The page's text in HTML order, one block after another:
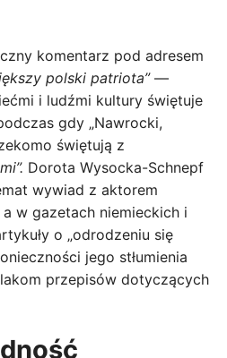
komentarz pod adresem
polski patriota”—
i ludźmi kultury świętuje
gdy „Nawrocki,
świętują z
Dorota Wysocka-Schnepf
wywiad z aktorem
a w gazetach niemieckich i
o „odrodzeniu się
jego stłumienia
przepisów dotyczących